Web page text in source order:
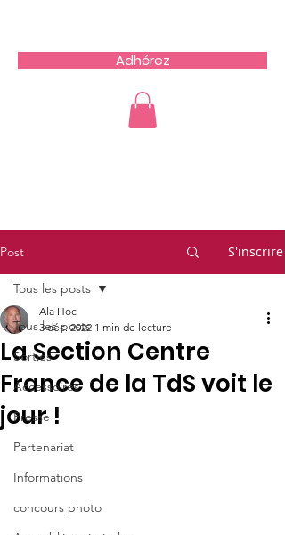
Adhérez
Post S'inscrire
Tous les posts
Sorties
Accessoires
Presse
Partenariat
Informations
concours photo
Tous les posts
La Section Centre
France de la TdS voit le
jour !
Ala Hoc
3 déc. 2022 1 min de lecture